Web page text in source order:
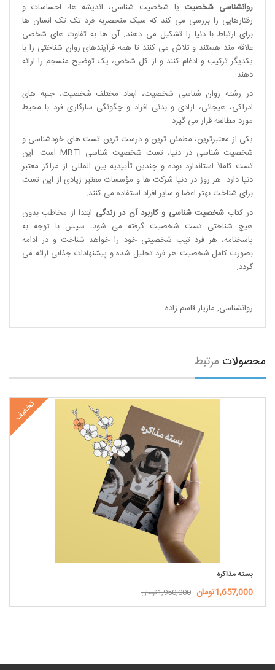
روانشناسی شخصیت یا شخصیت شناسی، اندیشه ها، احساسات و
رفتارهایی را بررسی می کند که سبک منحصربه فرد تک تک انسان ها
برای ارتباط با دنیا را تشکیل می دهند. آن ها به تفاوت های شخصی
علاقه مند هستند و تلاش می کنند تا همه فرآیندهای روان شناختی را با
یکدیگر ترکیب و ادغام کنند و از کل شخص، یک توضیح منسجم را ارائه
دهند.
در رشته روان شناسی شخصیت، ابعاد مختلف شخصیت، جنبه های
ادراکی، هیجانی، ارادی و بدنی افراد و چگونگی سازگاری فرد با محیط
مورد مطالعه قرار می گیرد.
یکی از معتبرترین، مطمئن ترین و درست ترین تست های خودشناسی و
شخصیت شناسی در دنیا، تست شخصیت شناسی MBTI است. این
تست کاملاً استاندارد بوده و چندین تأییدیه بین المللی از مراکز معتبر
دنیا دارد. هر روز در دنیا شرکت ها و مؤسسات معتبر زیادی از این تست
برای شناخت بهتر اعضا و سایر افراد استفاده می کنند.
در کتاب شخصیت شناسی و کاربرد آن در زندگی ابتدا از مخاطب بدون
هیچ شناختی تست شخصیت گرفته می شود، سپس با توجه به
پاسخنامه، هر فرد تیپ شخصیتی خود را خواهد شناخت و در ادامه
بصورت کامل شخصیت هر فرد تحلیل شده و پیشنهادات جذابی ارائه می
گردد.
روانشناسی, مازیار قاسم زاده
محصولات مرتبط
تخفیف
بسته مذاکره
1,657,000تومان 1,950,000تومان